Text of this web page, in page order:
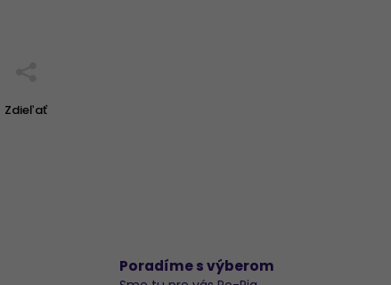
Zdieľať
Poradíme s výberom